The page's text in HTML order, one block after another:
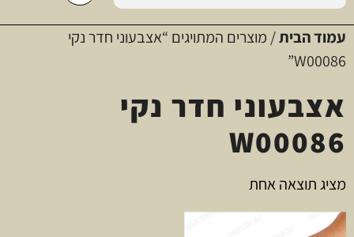
עמוד הבית/ מוצרים המתויגים “אצבעוני חדר נקי
W00086”
אצבעוני חדר נקי
W00086
מציג תוצאה אחת